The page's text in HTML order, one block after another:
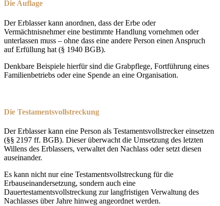
Die Auflage
Der Erblasser kann anordnen, dass der Erbe oder
Vermächtnisnehmer eine bestimmte Handlung vornehmen oder
unterlassen muss – ohne dass eine andere Person einen Anspruch
auf Erfüllung hat (§ 1940 BGB).
Denkbare Beispiele hierfür sind die Grabpflege, Fortführung eines
Familienbetriebs oder eine Spende an eine Organisation.
Die Testamentsvollstreckung
Der Erblasser kann eine Person als Testamentsvollstrecker einsetzen
(§§ 2197 ff. BGB). Dieser überwacht die Umsetzung des letzten
Willens des Erblassers, verwaltet den Nachlass oder setzt diesen
auseinander.
Es kann nicht nur eine Testamentsvollstreckung für die
Erbauseinandersetzung, sondern auch eine
Dauertestamentsvollstreckung zur langfristigen Verwaltung des
Nachlasses über Jahre hinweg angeordnet werden.